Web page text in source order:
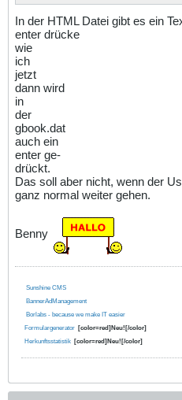
In der HTML Datei gibt es ein
enter drücke
wie
ich
jetzt
dann wird
in
der
gbook.dat
auch ein
enter ge-
drückt.
Das soll aber nicht, wenn der
ganz normal weiter gehen.
Benny
Sunshine CMS
BannerAdManagement
Borlabs - because we make IT easier
Formulargenerator [color=red]Neu![/color]
Herkunftsstatistik [color=red]Neu![/color]